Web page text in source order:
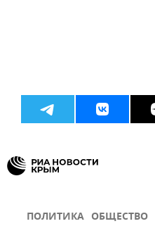
ПОЛИТИКА ОБЩЕСТВО